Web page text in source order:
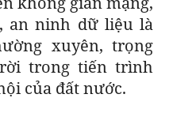
an ninh dữ liệu là
xuyên, trọng
trong tiến trình
của đất nước.